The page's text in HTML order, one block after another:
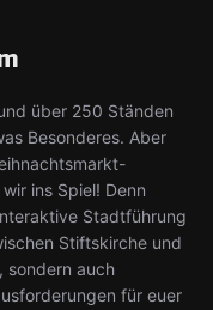
über 250 Ständen
Besonderes. Aber
ins Spiel! Denn
Stadtführung
Stiftskirche und
sondern auch
für euer